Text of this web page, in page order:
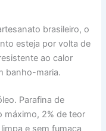
brasileiro, o
esteja por volta de
ao calor
banho-maria.
Parafina de
máximo, 2% de teor
e sem fumaça